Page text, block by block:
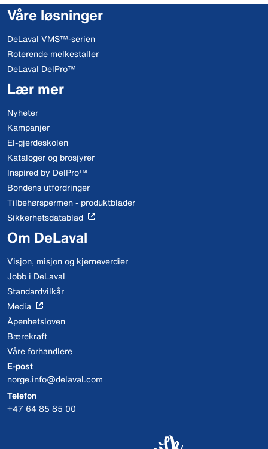
Våre løsninger
DeLaval VMS™-serien
Roterende melkestaller
DeLaval DelPro™
Lær mer
Nyheter
Kampanjer
El-gjerdeskolen
Kataloger og brosjyrer
Inspired by DelPro™
Bondens utfordringer
Tilbehørspermen - produktblader
Sikkerhetsdatablad
Om DeLaval
Visjon, misjon og kjerneverdier
Jobb i DeLaval
Standardvilkår
Media
Åpenhetsloven
Bærekraft
Våre forhandlere
E-post
norge.info@delaval.com
Telefon
+47 64 85 85 00